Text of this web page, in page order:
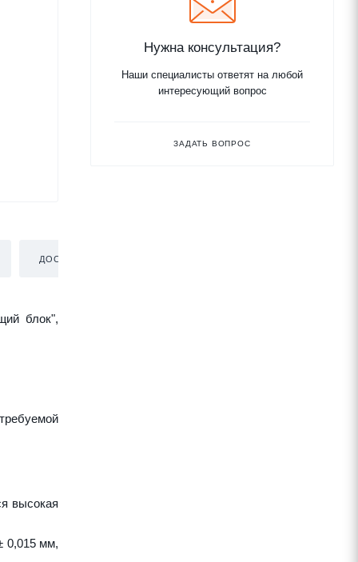
ДОСТАВКА
блок",
высокая
0,015 мм,
Нужна консультация?
Наши специалисты ответят на любой
интересующий вопрос
ЗАДАТЬ ВОПРОС